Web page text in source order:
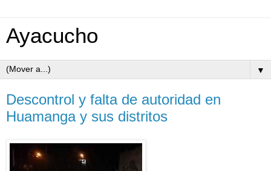
Ayacucho
▼
Descontrol y falta de autoridad en
Huamanga y sus distritos